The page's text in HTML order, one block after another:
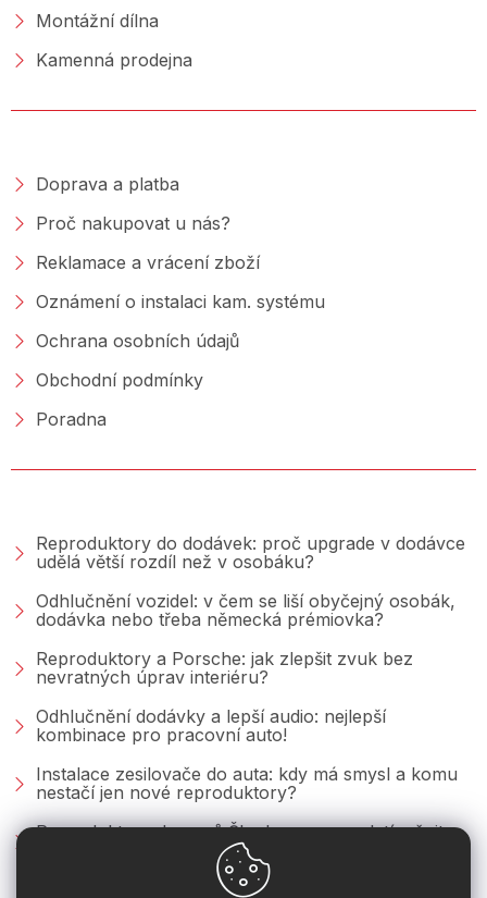
Montážní dílna
Kamenná prodejna
Doprava a platba
Proč nakupovat u nás?
Reklamace a vrácení zboží
Oznámení o instalaci kam. systému
Ochrana osobních údajů
Obchodní podmínky
Poradna
Reproduktory do dodávek: proč upgrade v dodávce
udělá větší rozdíl než v osobáku?
Odhlučnění vozidel: v čem se liší obyčejný osobák,
dodávka nebo třeba německá prémiovka?
Reproduktory a Porsche: jak zlepšit zvuk bez
nevratných úprav interiéru?
Odhlučnění dodávky a lepší audio: nejlepší
kombinace pro pracovní auto!
Instalace zesilovače do auta: kdy má smysl a komu
nestačí jen nové reproduktory?
Reproduktory do vozů Škoda: co se vyplatí měnit u
Fabie, Octavie a Superbu?